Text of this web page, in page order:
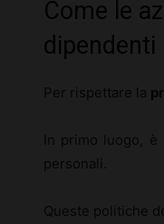
Come le
dipendenti
Per rispettare la
In primo luogo,
personali.
Queste politiche